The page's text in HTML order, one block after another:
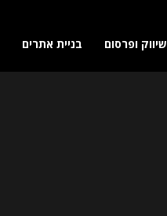
שיווק ופרסום בניית אתרים